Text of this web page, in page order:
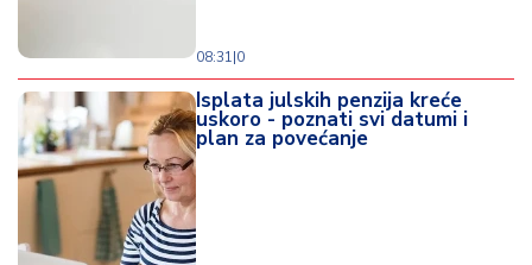
08:31|0
Isplata julskih penzija kreće
uskoro - poznati svi datumi i
plan za povećanje